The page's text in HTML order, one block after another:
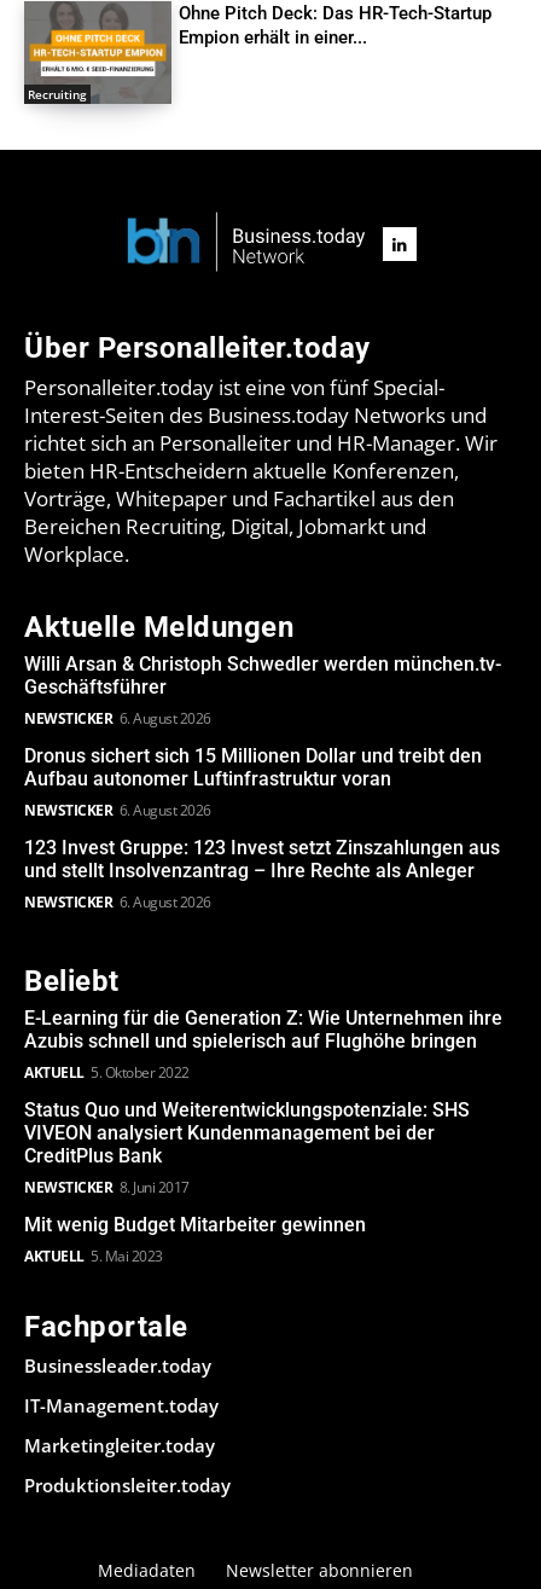
Recruiting
Ohne Pitch Deck: Das HR-Tech-Startup
Empion erhält in einer...
Über Personalleiter.today
Personalleiter.today ist eine von fünf Special-
Interest-Seiten des Business.today Networks und
richtet sich an Personalleiter und HR-Manager. Wir
bieten HR-Entscheidern aktuelle Konferenzen,
Vorträge, Whitepaper und Fachartikel aus den
Bereichen Recruiting, Digital, Jobmarkt und
Workplace.
Aktuelle Meldungen
Willi Arsan & Christoph Schwedler werden münchen.tv-
Geschäftsführer
NEWSTICKER 6. August 2026
Dronus sichert sich 15 Millionen Dollar und treibt den
Aufbau autonomer Luftinfrastruktur voran
NEWSTICKER 6. August 2026
123 Invest Gruppe: 123 Invest setzt Zinszahlungen aus
und stellt Insolvenzantrag – Ihre Rechte als Anleger
NEWSTICKER 6. August 2026
Beliebt
E-Learning für die Generation Z: Wie Unternehmen ihre
Azubis schnell und spielerisch auf Flughöhe bringen
AKTUELL 5. Oktober 2022
Status Quo und Weiterentwicklungspotenziale: SHS
VIVEON analysiert Kundenmanagement bei der
CreditPlus Bank
NEWSTICKER 8. Juni 2017
Mit wenig Budget Mitarbeiter gewinnen
AKTUELL 5. Mai 2023
Fachportale
Businessleader.today
IT-Management.today
Marketingleiter.today
Produktionsleiter.today
Mediadaten Newsletter abonnieren